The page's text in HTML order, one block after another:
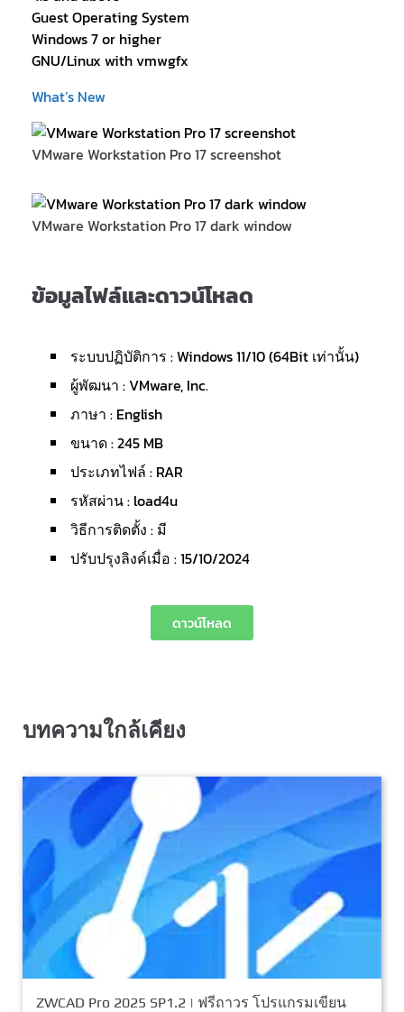
Guest Operating System
Windows 7 or higher
GNU/Linux with vmwgfx
What’s New
VMware Workstation Pro 17 screenshot
VMware Workstation Pro 17 dark window
ข้อมูลไฟล์และดาวน์โหลด
ระบบปฏิบัติการ : Windows 11/10 (64Bit เท่านั้น)
ผู้พัฒนา : VMware, Inc.
ภาษา : English
ขนาด : 245 MB
ประเภทไฟล์ : RAR
รหัสผ่าน : load4u
วิธีการติดตั้ง : มี
ปรับปรุงลิงค์เมื่อ : 15/10/2024
ดาวน์โหลด
บทความใกล้เคียง
ZWCAD Pro 2025 SP1.2 | ฟรีถาวร โปรแกรมเขียน